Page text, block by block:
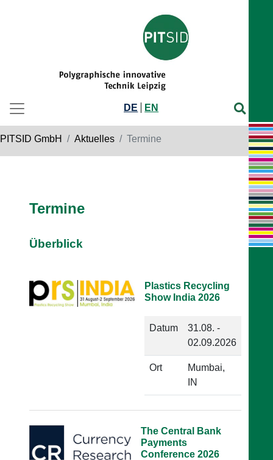
DE EN
PITSID GmbH Aktuelles Termine
Termine
Überblick
Plastics Recycling
Show India 2026
Datum
31.08. -
02.09.2026
Ort
Mumbai,
IN
The Central Bank
Payments
Conference 2026